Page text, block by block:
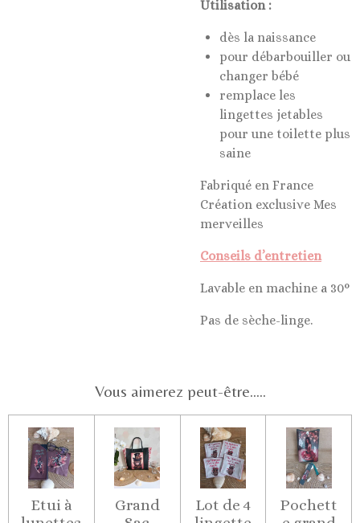
Utilisation :
dès la naissance
pour débarbouiller ou
changer bébé
remplace les
lingettes jetables
pour une toilette plus
saine
Fabriqué en France
Création exclusive Mes
merveilles
Conseils d’entretien
Lavable en machine a 30°
Pas de sèche-linge.
Vous aimerez peut-être.....
Etui à
Grand
Lot de 4
Pochett